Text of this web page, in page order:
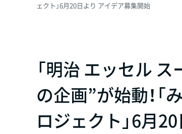
ェクト」6月20日より アイデア募集開始
「明治 エッセル
の企画”が始動！
ロジェクト」6月